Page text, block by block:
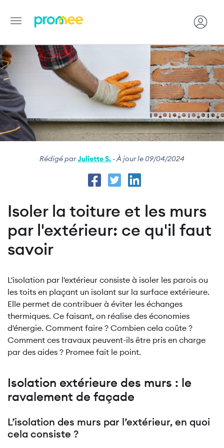
contenu
principal
Image
Rédigé parJuliette S. - À jour le 09/04/2024
Isoler la toiture et les murs
par l'extérieur: ce qu'il faut
savoir
L'isolation par l'extérieur consiste à isoler les parois ou
les toits en plaçant un isolant sur la surface extérieure.
Elle permet de contribuer à éviter les échanges
thermiques. Ce faisant, on réalise des économies
d'énergie. Comment faire ? Combien cela coûte ?
Comment ces travaux peuvent-ils être pris en charge
par des aides ? Promee fait le point.
Isolation extérieure des murs : le
ravalement de façade
L’isolation des murs par l’extérieur, en quoi
cela consiste ?